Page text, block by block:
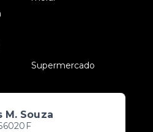
Supermercado
M. Souza